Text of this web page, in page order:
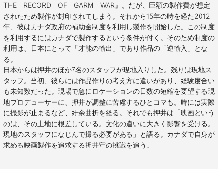
THE RECORD OF GARM WAR』。だが、巨額の製作費が想定
されたため製作が封印されてしまう。それから15年の時を経た2012
年、彼はカナダ政府の補助金制度を利用し製作を開始した。この制度
を利用するにはカナダで製作するという条件が付く。そのため制度の
利用は、日本にとって「才能の輸出」であり作品の「逆輸入」とな
る。
日本からは押井のほか7名のスタッフが現地入りした。残りは現地ス
タッフ。当初、彼らには作品作りの考え方に違いがあり、経験度合い
も未知数だった。現場で急にロケーションの日数の短縮を要望する現
地プロデューサーに、押井が調整に苦慮するひとコマも。時には実際
に撮影が止まるなど、紆余曲折を経る。それでも押井は「映画という
のは、その土地に根差している。文化の違いに大きく影響を受ける。
現地のスタッフになじんで撮る必要がある」と語る。カナダで自身が
求める映画製作を追求する押井守の挑戦を追う。